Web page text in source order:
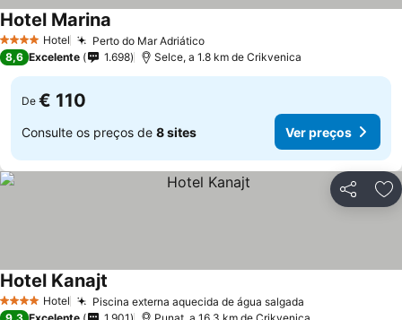
4 EstrelasHotel Perto do Mar Adriático
Hotel Marina
8,6 Excelente 1.698 Selce, a 1.8 km de Crikvenica
De € 110
Consulte os preços de 8 sites Ver preços
Partilhar
4 EstrelasHotel Piscina externa aquecida de água salgada
Hotel Kanajt